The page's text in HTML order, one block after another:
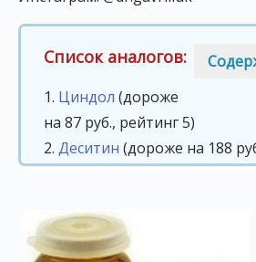
Список аналогов:
1. Циндол (дороже
на 87 руб., рейтинг 5)
2. Деситин (дороже на 188